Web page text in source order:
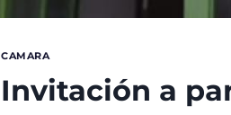
CAMARA
Invitación a